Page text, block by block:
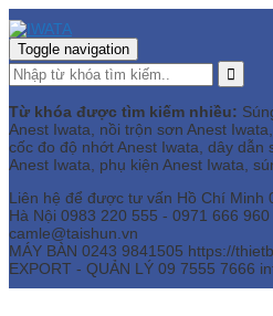
Toggle navigation
Từ khóa được tìm kiếm nhiều:
Anest Iwata, nồi trộn sơn Anest
cốc đo độ nhớt Anest Iwata, dây dẫn
Anest Iwata, phụ kiện Anest Iwata,
Liên hệ để được tư vấn Hồ Chí Minh
Hà Nội 0983 220 555 - 0971 666
camle@taishun.vn
MÁY BÀN 0243 9841505 https://
EXPORT - QUẢN LÝ 09 7555 7666